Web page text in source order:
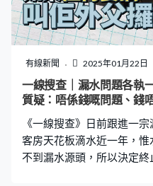
好。」 冰室於去年3月中開
不少困難，從建構到裝修
「成個過程中都想有更多
長者員工都俾咗好多豐富
係食材供應商。」開設冰
慮，她說希望能夠提供蔬
錢相當親民，各種包類由1
有線新聞 2025年01月22日
一線搜查｜漏水問題各
質疑：唔係錢嘅問題、錢
《一線搜查》日前跟進一
客房天花板滴水近一年，
不到漏水源頭，所以決定